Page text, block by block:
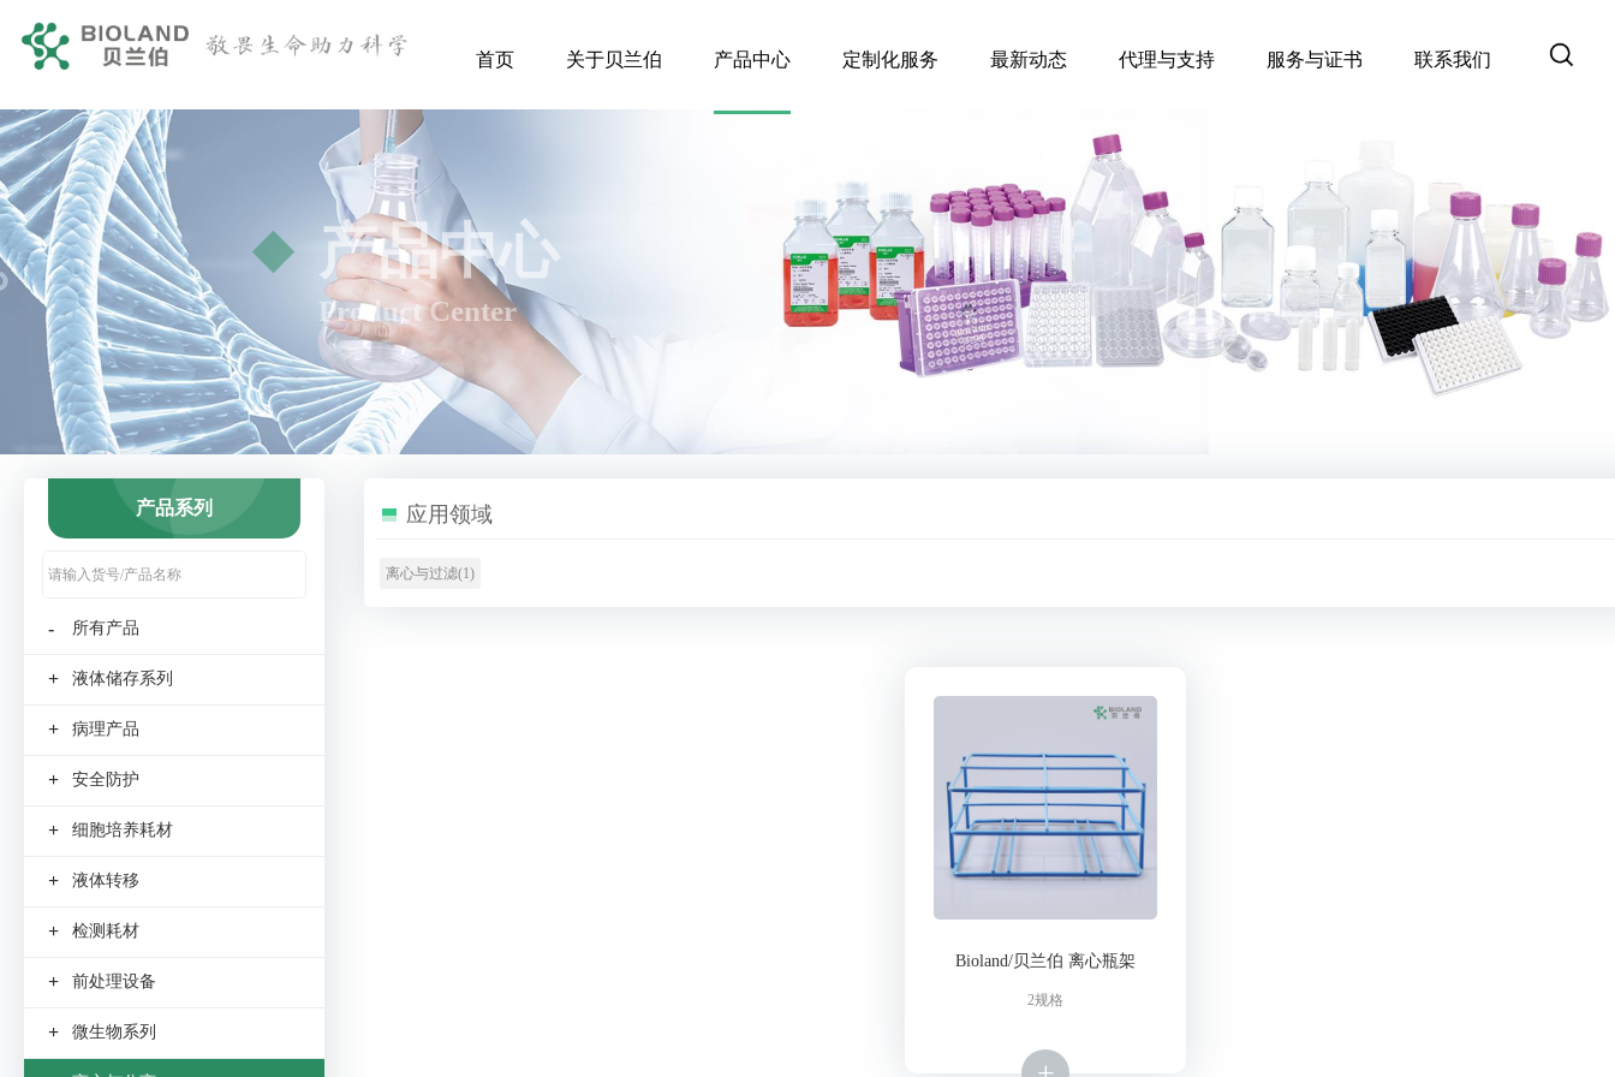
首页 关于贝兰伯 产品中心
安全防护
细胞培养耗材
定制化服务 最新动态
品牌动态
活动促销
代理与支持 服务与证书
产品资料
产品交叉对照工具
联系我们
产品中心
Product Center
产品系列
- 所有产品
+ 液体储存系列
+ 病理产品
+ 安全防护
+ 细胞培养耗材
+ 液体转移
+ 检测耗材
+ 前处理设备
+ 微生物系列
应用领域
离心与过滤(1)
Bioland/贝兰伯 离心瓶架
2规格